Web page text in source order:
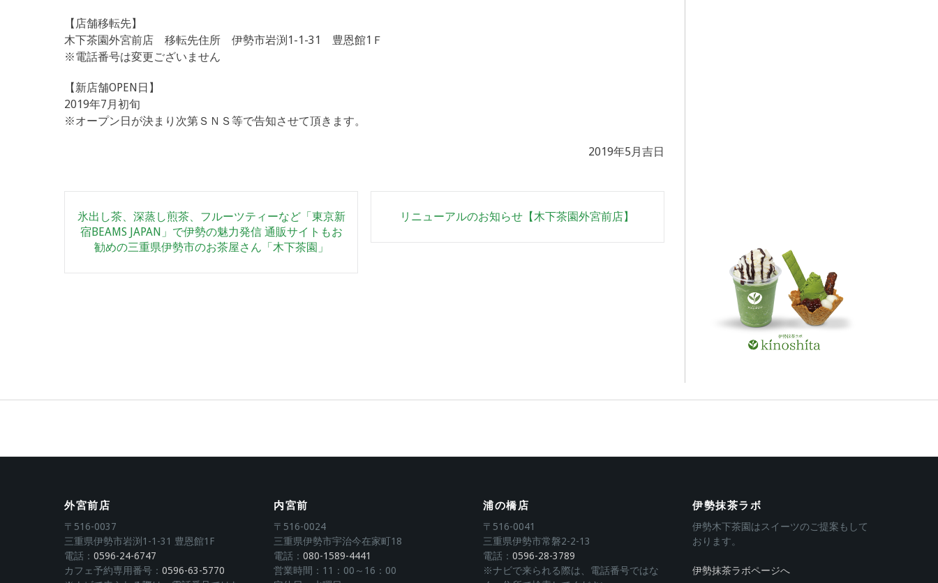
【店舗移転先】
木下茶園外宮前店 移転先住所 伊勢市岩渕1-1-31 豊恩館1Ｆ
※電話番号は変更ございません
【新店舗OPEN日】
2019年7月初旬
※オープン日が決まり次第ＳＮＳ等で告知させて頂きます。
2019年5月吉日
Post
navigation
氷出し茶、深蒸し煎茶、フルーツティーなど「東京新
宿BEAMS JAPAN」で伊勢の魅力発信 通販サイトもお
勧めの三重県伊勢市のお茶屋さん「木下茶園」
リニューアルのお知らせ【木下茶園外宮前店】
外宮前店
〒516-0037
三重県伊勢市岩渕1-1-31 豊恩館1F
電話： 0596-24-6747
カフェ予約専用番号： 0596-63-5770
内宮前
〒516-0024
三重県伊勢市宇治今在家町18
電話： 080-1589-4441
営業時間：11：00～16：00
浦の橋店
〒516-0041
三重県伊勢市常磐2-2-13
電話： 0596-28-3789
※ナビで来られる際は、電話番号ではな
伊勢抹茶ラボ
伊勢木下茶園はスイーツのご提案もして
おります。
伊勢抹茶ラボページへ